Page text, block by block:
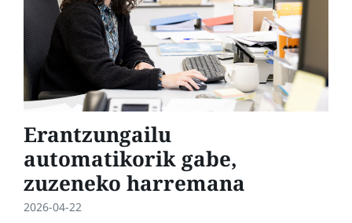
Erantzungailu
automatikorik gabe,
zuzeneko harremana
2026-04-22